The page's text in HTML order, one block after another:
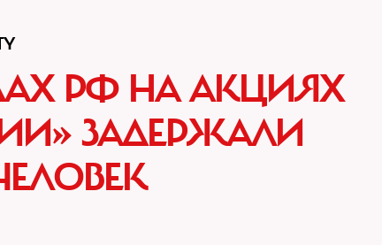
РФ НА АКЦИЯХ
ЗАДЕРЖАЛИ